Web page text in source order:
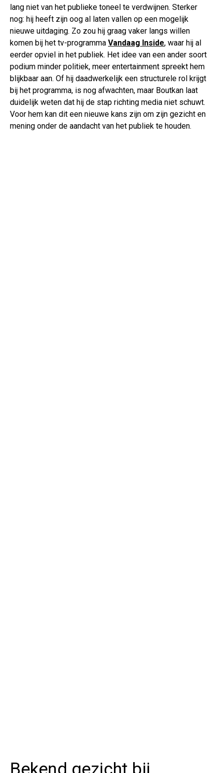
lang niet van het publieke toneel te verdwijnen. Sterker
nog: hij heeft zijn oog al laten vallen op een mogelijk
nieuwe uitdaging. Zo zou hij graag vaker langs willen
komen bij het tv-programma Vandaag Inside, waar hij al
eerder opviel in het publiek. Het idee van een ander soort
podium minder politiek, meer entertainment spreekt hem
blijkbaar aan. Of hij daadwerkelijk een structurele rol krijgt
bij het programma, is nog afwachten, maar Boutkan laat
duidelijk weten dat hij de stap richting media niet schuwt.
Voor hem kan dit een nieuwe kans zijn om zijn gezicht en
mening onder de aandacht van het publiek te houden.